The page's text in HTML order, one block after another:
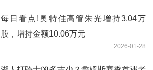
每日看点!奥特佳高管朱光增持3.04万
股，增持金额10.06万元
2026-01-28